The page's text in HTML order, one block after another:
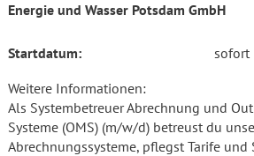
Energie und Wasser Potsdam GmbH
Startdatum:
sofort
Weitere Informationen:
Als Systembetreuer Abrechnung und
Systeme (OMS) (m/w/d) betreust du
Abrechnungssysteme, pflegst Tarife und